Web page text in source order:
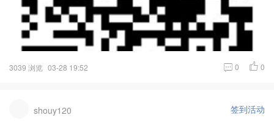
3039 浏览 03-28 19:52 0 0
shouy120 签到活动